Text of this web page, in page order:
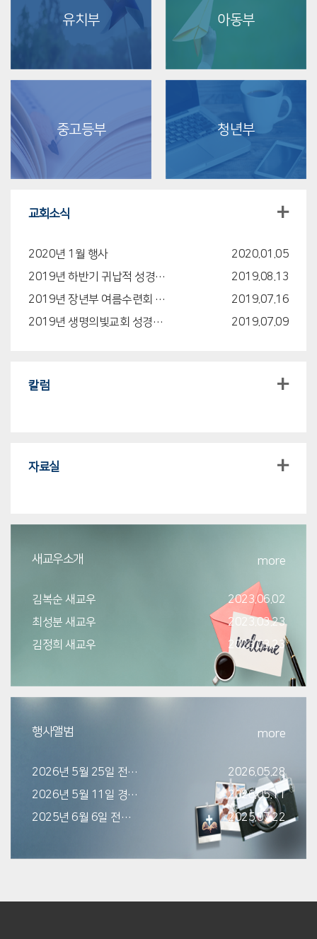
유치부 아동부
중고등부 청년부
교회소식 +
2020년 1월 행사
2020.01.05
2019년 하반기 귀납적 성경연구반 안내
2019.08.13
2019년 장년부 여름수련회 안내
2019.07.16
2019년 생명의빛교회 성경암송대회 안내
2019.07.09
칼럼 +
자료실 +
새교우소개 more
김복순 새교우
2023.06.02
최성분 새교우
2023.03.23
김정희 새교우
2023.03.23
행사앨범 more
2026년 5월 25일 전교인 야유회 파주마장다리
2026.05.28
2026년 5월 11일 경로행사 벽초지수목원
2026.05.11
2025년 6월 6일 전교인 야유회(무의도)
2025.07.22